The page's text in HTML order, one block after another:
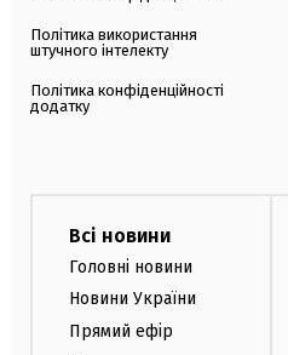
Політика використання
штучного інтелекту
Політика конфіденційності
додатку
Всі новини
Головні новини
Новини України
Прямий ефір